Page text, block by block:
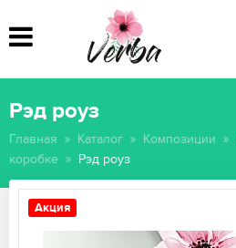
Рэд роуз
Главная Каталог Композиции
коробке
Рэд роуз
Акция